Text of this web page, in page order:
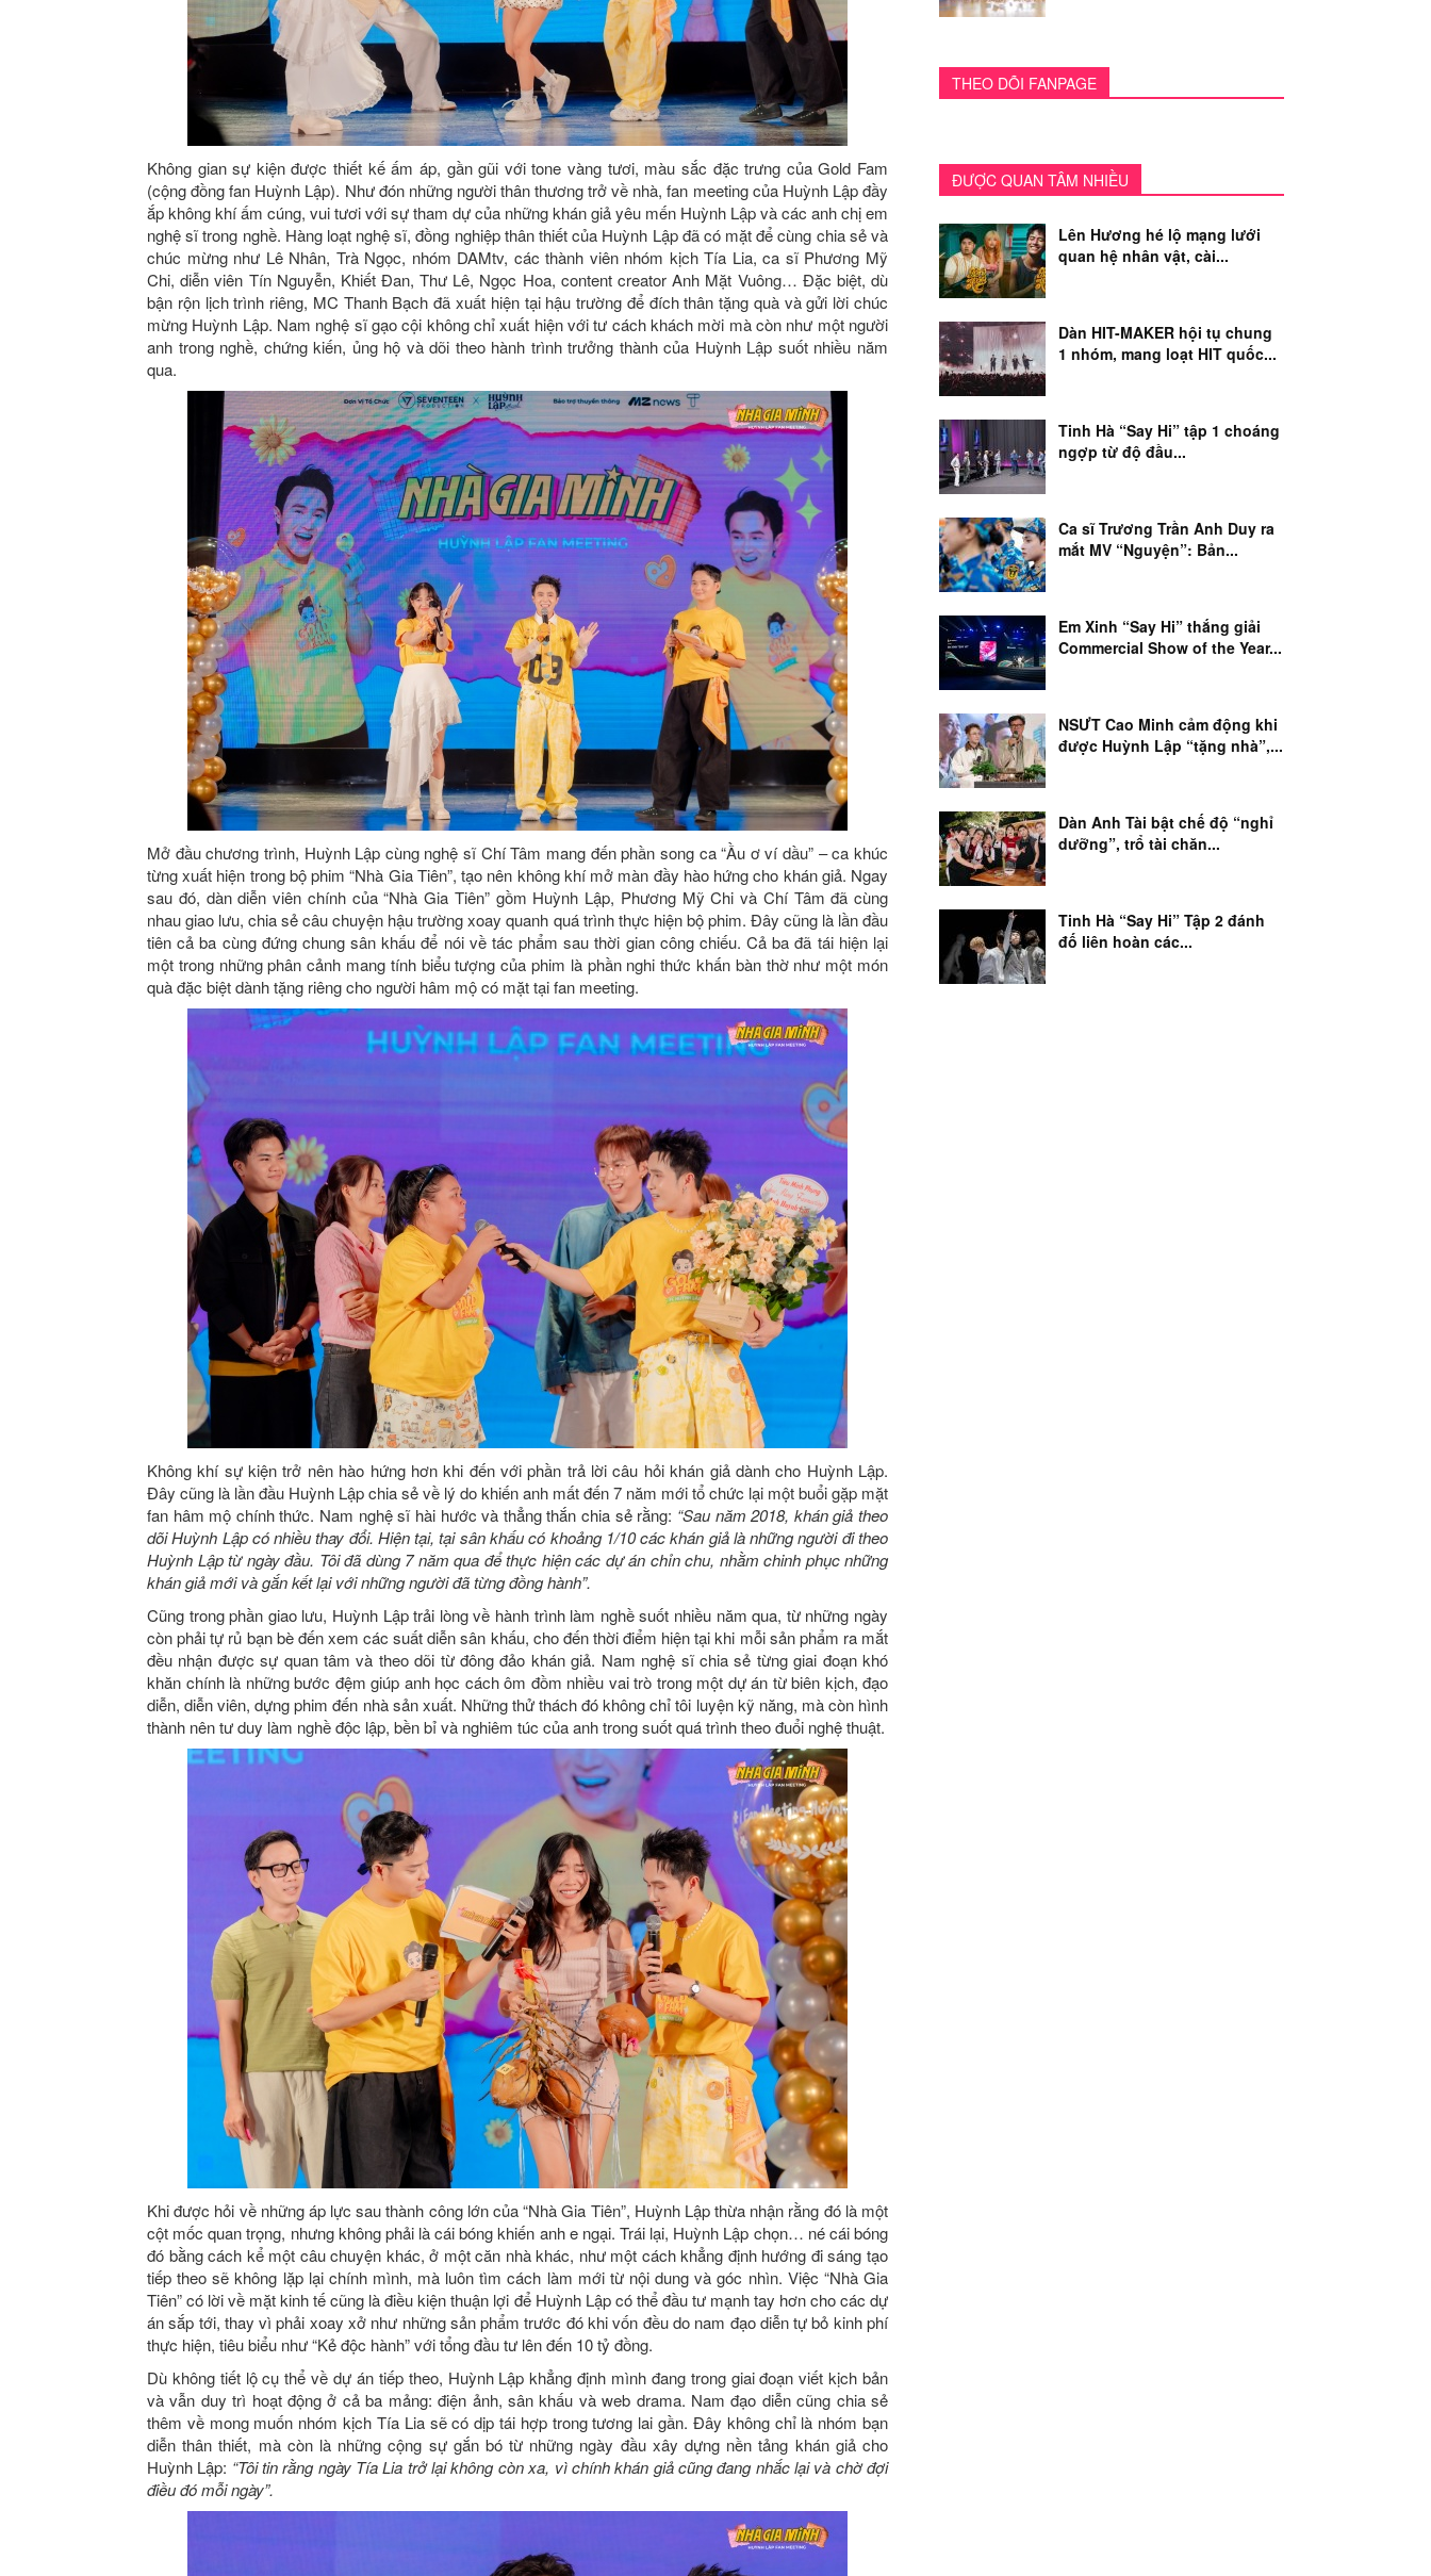
Không gian sự kiện được thiết kế ấm áp, gần gũi với tone vàng tươi, màu sắc đặc trưng của Gold Fam
(cộng đồng fan Huỳnh Lập). Như đón những người thân thương trở về nhà, fan meeting của Huỳnh Lập đầy
ắp không khí ấm cúng, vui tươi với sự tham dự của những khán giả yêu mến Huỳnh Lập và các anh chị em
nghệ sĩ trong nghề. Hàng loạt nghệ sĩ, đồng nghiệp thân thiết của Huỳnh Lập đã có mặt để cùng chia sẻ và
chúc mừng như Lê Nhân, Trà Ngọc, nhóm DAMtv, các thành viên nhóm kịch Tía Lia, ca sĩ Phương Mỹ
Chi, diễn viên Tín Nguyễn, Khiết Đan, Thư Lê, Ngọc Hoa, content creator Anh Mặt Vuông… Đặc biệt, dù
bận rộn lịch trình riêng, MC Thanh Bạch đã xuất hiện tại hậu trường để đích thân tặng quà và gửi lời chúc
mừng Huỳnh Lập. Nam nghệ sĩ gạo cội không chỉ xuất hiện với tư cách khách mời mà còn như một người
anh trong nghề, chứng kiến, ủng hộ và dõi theo hành trình trưởng thành của Huỳnh Lập suốt nhiều năm
qua.
Mở đầu chương trình, Huỳnh Lập cùng nghệ sĩ Chí Tâm mang đến phần song ca “Ầu ơ ví dầu” – ca khúc
từng xuất hiện trong bộ phim “Nhà Gia Tiên”, tạo nên không khí mở màn đầy hào hứng cho khán giả. Ngay
sau đó, dàn diễn viên chính của “Nhà Gia Tiên” gồm Huỳnh Lập, Phương Mỹ Chi và Chí Tâm đã cùng
nhau giao lưu, chia sẻ câu chuyện hậu trường xoay quanh quá trình thực hiện bộ phim. Đây cũng là lần đầu
tiên cả ba cùng đứng chung sân khấu để nói về tác phẩm sau thời gian công chiếu. Cả ba đã tái hiện lại
một trong những phân cảnh mang tính biểu tượng của phim là phần nghi thức khấn bàn thờ như một món
quà đặc biệt dành tặng riêng cho người hâm mộ có mặt tại fan meeting.
Không khí sự kiện trở nên hào hứng hơn khi đến với phần trả lời câu hỏi khán giả dành cho Huỳnh Lập.
Đây cũng là lần đầu Huỳnh Lập chia sẻ về lý do khiến anh mất đến 7 năm mới tổ chức lại một buổi gặp mặt
fan hâm mộ chính thức. Nam nghệ sĩ hài hước và thẳng thắn chia sẻ rằng: “Sau năm 2018, khán giả theo
dõi Huỳnh Lập có nhiều thay đổi. Hiện tại, tại sân khấu có khoảng 1/10 các khán giả là những người đi theo
Huỳnh Lập từ ngày đầu. Tôi đã dùng 7 năm qua để thực hiện các dự án chỉn chu, nhằm chinh phục những
khán giả mới và gắn kết lại với những người đã từng đồng hành”.
Cũng trong phần giao lưu, Huỳnh Lập trải lòng về hành trình làm nghề suốt nhiều năm qua, từ những ngày
còn phải tự rủ bạn bè đến xem các suất diễn sân khấu, cho đến thời điểm hiện tại khi mỗi sản phẩm ra mắt
đều nhận được sự quan tâm và theo dõi từ đông đảo khán giả. Nam nghệ sĩ chia sẻ từng giai đoạn khó
khăn chính là những bước đệm giúp anh học cách ôm đồm nhiều vai trò trong một dự án từ biên kịch, đạo
diễn, diễn viên, dựng phim đến nhà sản xuất. Những thử thách đó không chỉ tôi luyện kỹ năng, mà còn hình
thành nên tư duy làm nghề độc lập, bền bỉ và nghiêm túc của anh trong suốt quá trình theo đuổi nghệ thuật.
Khi được hỏi về những áp lực sau thành công lớn của “Nhà Gia Tiên”, Huỳnh Lập thừa nhận rằng đó là một
cột mốc quan trọng, nhưng không phải là cái bóng khiến anh e ngại. Trái lại, Huỳnh Lập chọn… né cái bóng
đó bằng cách kể một câu chuyện khác, ở một căn nhà khác, như một cách khẳng định hướng đi sáng tạo
tiếp theo sẽ không lặp lại chính mình, mà luôn tìm cách làm mới từ nội dung và góc nhìn. Việc “Nhà Gia
Tiên” có lời về mặt kinh tế cũng là điều kiện thuận lợi để Huỳnh Lập có thể đầu tư mạnh tay hơn cho các dự
án sắp tới, thay vì phải xoay xở như những sản phẩm trước đó khi vốn đều do nam đạo diễn tự bỏ kinh phí
thực hiện, tiêu biểu như “Kẻ độc hành” với tổng đầu tư lên đến 10 tỷ đồng.
Dù không tiết lộ cụ thể về dự án tiếp theo, Huỳnh Lập khẳng định mình đang trong giai đoạn viết kịch bản
và vẫn duy trì hoạt động ở cả ba mảng: điện ảnh, sân khấu và web drama. Nam đạo diễn cũng chia sẻ
thêm về mong muốn nhóm kịch Tía Lia sẽ có dịp tái hợp trong tương lai gần. Đây không chỉ là nhóm bạn
diễn thân thiết, mà còn là những cộng sự gắn bó từ những ngày đầu xây dựng nền tảng khán giả cho
Huỳnh Lập: “Tôi tin rằng ngày Tía Lia trở lại không còn xa, vì chính khán giả cũng đang nhắc lại và chờ đợi
điều đó mỗi ngày”.
THEO DÕI FANPAGE
ĐƯỢC QUAN TÂM NHIỀU
Lên Hương hé lộ mạng lưới
quan hệ nhân vật, cài...
Dàn HIT-MAKER hội tụ chung
1 nhóm, mang loạt HIT quốc...
Tinh Hà “Say Hi” tập 1 choáng
ngợp từ độ đầu...
Ca sĩ Trương Trần Anh Duy ra
mắt MV “Nguyện”: Bản...
Em Xinh “Say Hi” thắng giải
Commercial Show of the Year...
NSƯT Cao Minh cảm động khi
được Huỳnh Lập “tặng nhà”,...
Dàn Anh Tài bật chế độ “nghỉ
dưỡng”, trổ tài chăn...
Tinh Hà “Say Hi” Tập 2 đánh
đố liên hoàn các...